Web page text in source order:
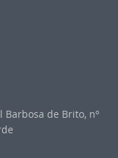
Barbosa de Brito, nº